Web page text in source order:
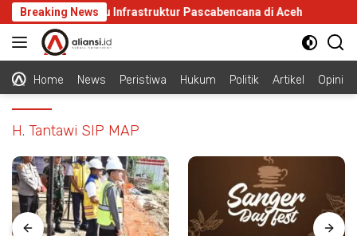
Langsung
ke
konten
Breaking News
Gibran Tinjau Infrastruktur Pascabencana di Aceh
Home News Peristiwa Hukum Politik Artikel Opini
H. Tantawi SIP MAP